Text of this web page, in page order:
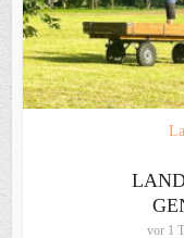
vor 1